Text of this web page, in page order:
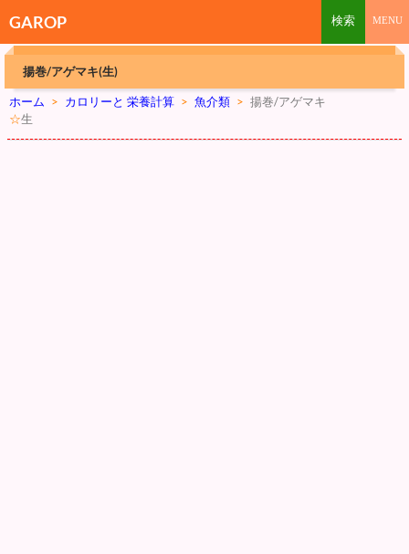
GAROP
揚巻/アゲマキ(生)
ホーム > カロリーと 栄養計算 > 魚介類 > 揚巻/アゲマキ
☆生